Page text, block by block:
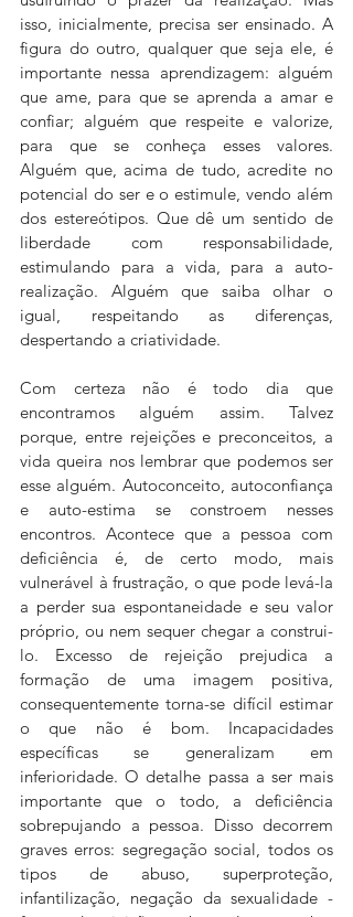
isso, inicialmente, precisa ser ensinado. A
figura do outro, qualquer que seja ele, é
importante nessa aprendizagem: alguém
que ame, para que se aprenda a amar e
confiar; alguém que respeite e valorize,
para que se conheça esses valores.
Alguém que, acima de tudo, acredite no
potencial do ser e o estimule, vendo além
dos estereótipos. Que dê um sentido de
liberdade com responsabilidade,
estimulando para a vida, para a auto-
realização. Alguém que saiba olhar o
igual, respeitando as diferenças,
despertando a criatividade.
Com certeza não é todo dia que
encontramos alguém assim. Talvez
porque, entre rejeições e preconceitos, a
vida queira nos lembrar que podemos ser
esse alguém. Autoconceito, autoconfiança
e auto-estima se constroem nesses
encontros. Acontece que a pessoa com
deficiência é, de certo modo, mais
vulnerável à frustração, o que pode levá-la
a perder sua espontaneidade e seu valor
próprio, ou nem sequer chegar a construi-
lo. Excesso de rejeição prejudica a
formação de uma imagem positiva,
consequentemente torna-se difícil estimar
o que não é bom. Incapacidades
específicas se generalizam em
inferioridade. O detalhe passa a ser mais
importante que o todo, a deficiência
sobrepujando a pessoa. Disso decorrem
graves erros: segregação social, todos os
tipos de abuso, superproteção,
infantilização, negação da sexualidade -